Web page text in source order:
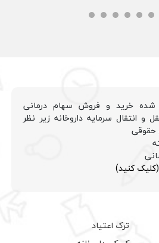
خرید و فروش سهام درمانی
و انتقال سرمایه داروخانه زیر نظر
حقوقی
(کلیک کنید)
ترک اعتیاد